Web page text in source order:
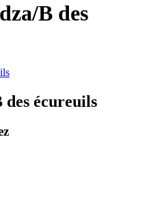
B des
écureuils